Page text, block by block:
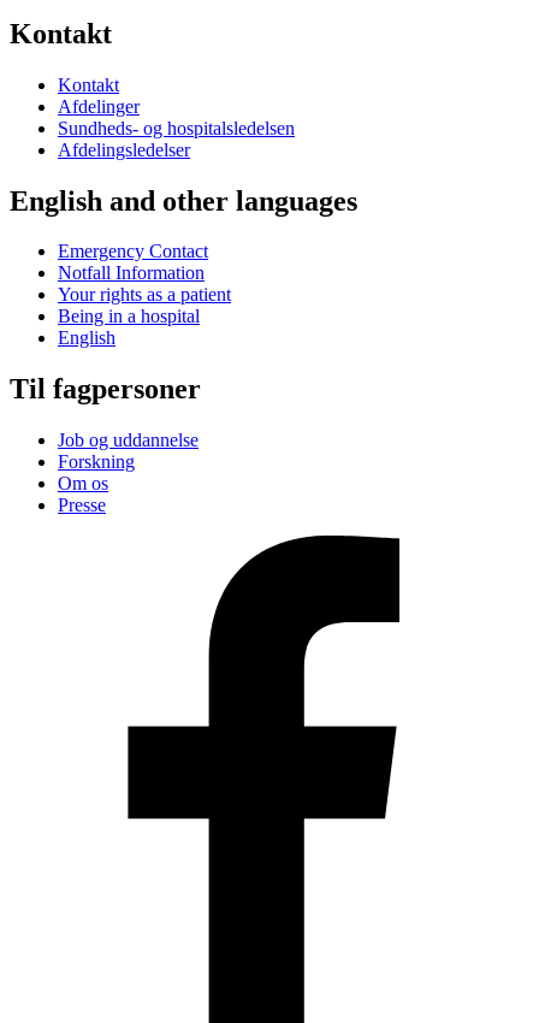
Kontakt
Kontakt
Afdelinger
Sundheds- og hospitalsledelsen
Afdelingsledelser
English and other languages
Emergency Contact
Notfall Information
Your rights as a patient
Being in a hospital
English
Til fagpersoner
Job og uddannelse
Forskning
Om os
Presse